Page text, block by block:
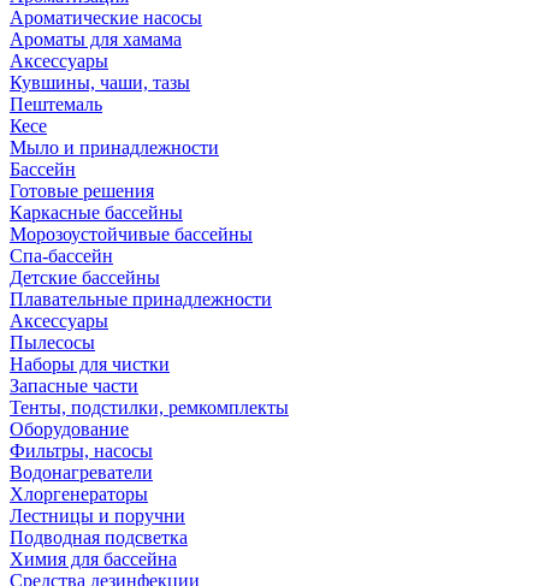
Ароматические насосы
Ароматы для хамама
Аксессуары
Кувшины, чаши, тазы
Пештемаль
Кесе
Мыло и принадлежности
Бассейн
Готовые решения
Каркасные бассейны
Морозоустойчивые бассейны
Спа-бассейн
Детские бассейны
Плавательные принадлежности
Аксессуары
Пылесосы
Наборы для чистки
Запасные части
Тенты, подстилки, ремкомплекты
Оборудование
Фильтры, насосы
Водонагреватели
Хлоргенераторы
Лестницы и поручни
Подводная подсветка
Химия для бассейна
Средства дезинфекции